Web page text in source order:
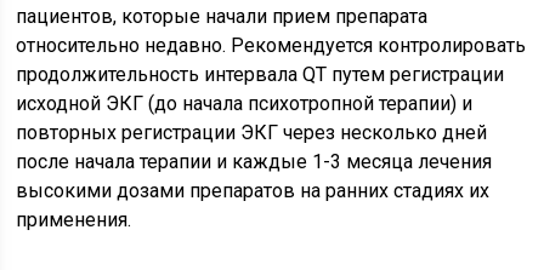
пациентов, которые начали прием препарата
относительно недавно. Рекомендуется контролировать
продолжительность интервала QT путем регистрации
исходной ЭКГ (до начала психотропной терапии) и
повторных регистрации ЭКГ через несколько дней
после начала терапии и каждые 1-3 месяца лечения
высокими дозами препаратов на ранних стадиях их
применения.